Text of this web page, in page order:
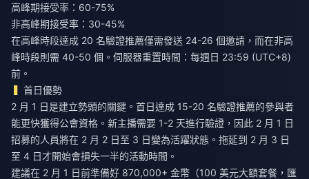
高峰期接受率：60-75%
非高峰期接受率：30-45%
在高峰時段達成 20 名驗證推薦僅需發送 24-26 個邀請，而在非高
峰時段則需 40-50 個。伺服器重置時間：每週日 23:59 (UTC+8)
前。
首日優勢
2 月 1 日是建立勢頭的關鍵。首日達成 15-20 名驗證推薦的參與者
能更快獲得公會資格。新主播需要 1-2 天進行驗證，因此 2 月 1 日
招募的人員將在 2 月 2 日至 3 日變為活躍狀態。拖延到 2 月 3 日
至 4 日才開始會損失一半的活動時間。
建議在 2 月 1 日前準備好 870,000+ 金幣（100 美元大額套餐，匯